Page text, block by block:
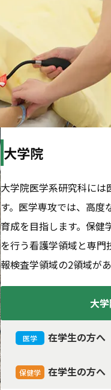
大学院
大学院医学系研究科には
す。医学専攻では、高度
育成を目指します。保健
を行う看護学領域と専
報検査学領域の2領域があ
大
医学 在学生の方へ
保健学 在学生の方へ